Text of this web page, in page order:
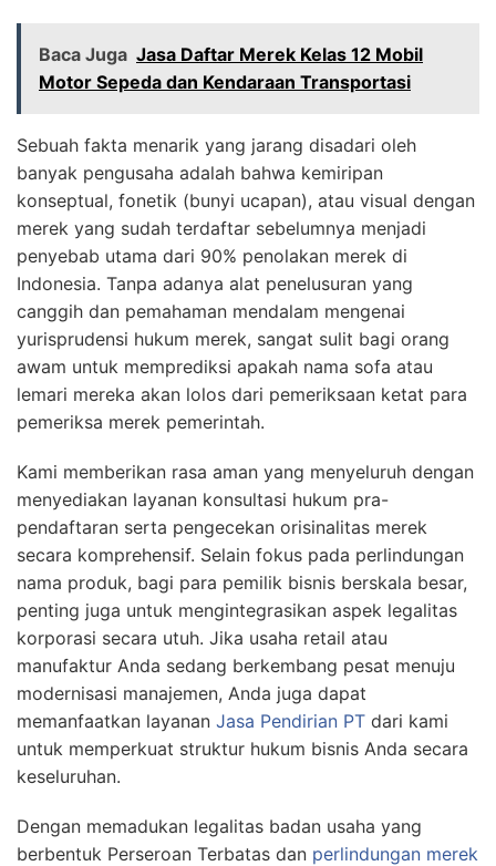
Baca Juga Jasa Daftar Merek Kelas 12 Mobil
Motor Sepeda dan Kendaraan Transportasi
Sebuah fakta menarik yang jarang disadari oleh
banyak pengusaha adalah bahwa kemiripan
konseptual, fonetik (bunyi ucapan), atau visual dengan
merek yang sudah terdaftar sebelumnya menjadi
penyebab utama dari 90% penolakan merek di
Indonesia. Tanpa adanya alat penelusuran yang
canggih dan pemahaman mendalam mengenai
yurisprudensi hukum merek, sangat sulit bagi orang
awam untuk memprediksi apakah nama sofa atau
lemari mereka akan lolos dari pemeriksaan ketat para
pemeriksa merek pemerintah.
Kami memberikan rasa aman yang menyeluruh dengan
menyediakan layanan konsultasi hukum pra-
pendaftaran serta pengecekan orisinalitas merek
secara komprehensif. Selain fokus pada perlindungan
nama produk, bagi para pemilik bisnis berskala besar,
penting juga untuk mengintegrasikan aspek legalitas
korporasi secara utuh. Jika usaha retail atau
manufaktur Anda sedang berkembang pesat menuju
modernisasi manajemen, Anda juga dapat
memanfaatkan layanan Jasa Pendirian PT dari kami
untuk memperkuat struktur hukum bisnis Anda secara
keseluruhan.
Dengan memadukan legalitas badan usaha yang
berbentuk Perseroan Terbatas dan perlindungan merek